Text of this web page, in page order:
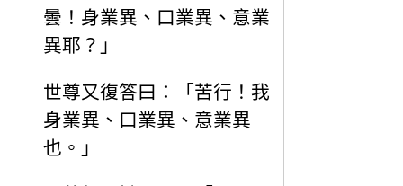
曇！身業異、口業異、意業
異耶？」
世尊又復答曰：「苦行！我
身業異、口業異、意業異
也。」